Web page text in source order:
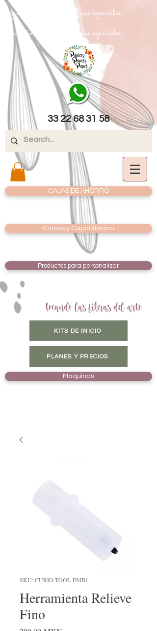
papel texturizado cartulinas especiales
papel texturizado cartulinas especiales
33 22 68 31 58
CAJAS DE AHORRO
Cursos y Capacitación
Productos para personalizar
Tocando las fibras del arte
KITS DE INICIO
PLANES Y PRECIOS
Maquinas
SKU: CURIO-TOOL-EMB1
Herramienta Relieve
Fino